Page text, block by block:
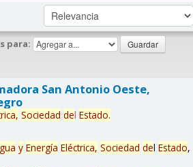
para:
San Antonio Oeste,
Sociedad del Estado.
y Energía Eléctrica, Sociedad del Estado,